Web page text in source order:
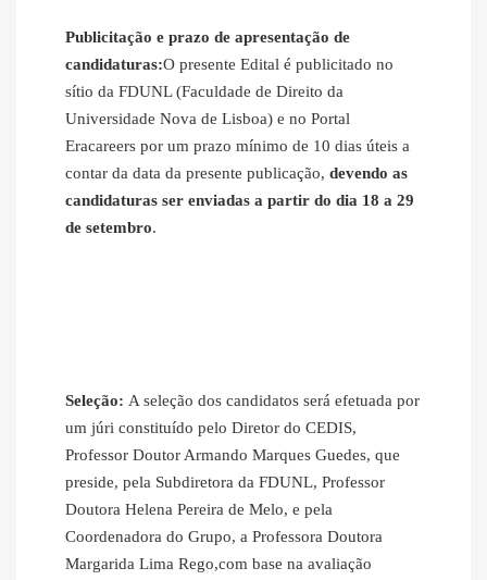
Publicitação e prazo de apresentação de
candidaturas:O presente Edital é publicitado no
sítio da FDUNL (Faculdade de Direito da
Universidade Nova de Lisboa) e no Portal
Eracareers por um prazo mínimo de 10 dias úteis a
contar da data da presente publicação, devendo as
candidaturas ser enviadas a partir do dia 18 a 29
de setembro.
Seleção: A seleção dos candidatos será efetuada por
um júri constituído pelo Diretor do CEDIS,
Professor Doutor Armando Marques Guedes, que
preside, pela Subdiretora da FDUNL, Professor
Doutora Helena Pereira de Melo, e pela
Coordenadora do Grupo, a Professora Doutora
Margarida Lima Rego,com base na avaliação